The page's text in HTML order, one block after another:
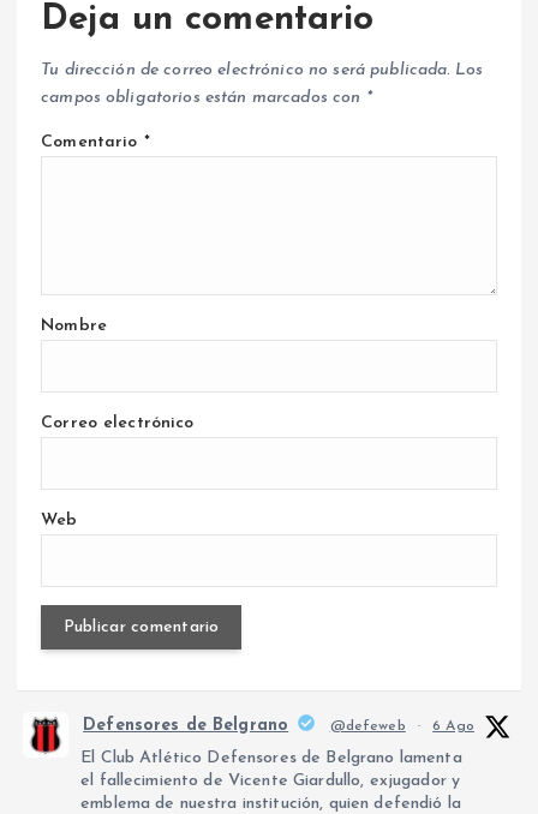
Deja un comentario
Tu dirección de correo electrónico no será publicada. Los
campos obligatorios están marcados con *
Comentario *
Nombre
Correo electrónico
Web
Defensores de Belgrano @defeweb · 6 Ago
El Club Atlético Defensores de Belgrano lamenta
el fallecimiento de Vicente Giardullo, exjugador y
emblema de nuestra institución, quien defendió la